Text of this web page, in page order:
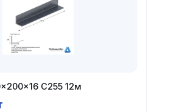
С255 12м